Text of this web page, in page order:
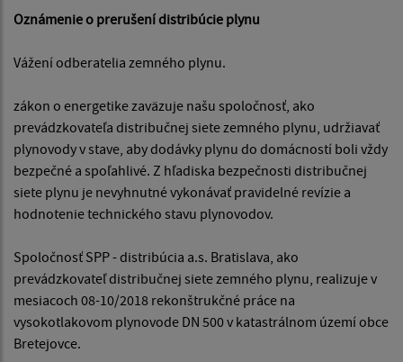
Oznámenie o prerušení distribúcie plynu
Vážení odberatelia zemného plynu.
zákon o energetike zaväzuje našu spoločnosť, ako
prevádzkovateľa distribučnej siete zemného plynu, udržiavať
plynovody v stave, aby dodávky plynu do domácností boli vždy
bezpečné a spoľahlivé. Z hľadiska bezpečnosti distribučnej
siete plynu je nevyhnutné vykonávať pravidelné revízie a
hodnotenie technického stavu plynovodov.
Spoločnosť SPP - distribúcia a.s. Bratislava, ako
prevádzkovateľ distribučnej siete zemného plynu, realizuje v
mesiacoch 08-10/2018 rekonštrukčné práce na
vysokotlakovom plynovode DN 500 v katastrálnom území obce
Bretejovce.